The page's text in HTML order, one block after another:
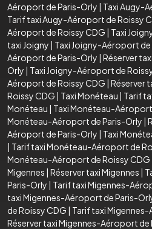
Aéroport de Paris-Orly | Taxi Augy-
Tarif taxi Augy-Aéroport de Roissy
Aéroport de Roissy CDG | Taxi
taxi Joigny | Taxi Joigny-Aéroport
Aéroport de Paris-Orly | Réserver
Orly | Taxi Joigny-Aéroport de
Aéroport de Roissy CDG | Réserver
Roissy CDG | Taxi Monéteau | Tarif
Monéteau | Taxi Monéteau-
Monéteau-Aéroport de Paris-Orly |
Aéroport de Paris-Orly | Taxi
| Tarif taxi Monéteau-Aéroport de
Monéteau-Aéroport de Roissy CDG
Migennes | Réserver taxi Migennes |
Paris-Orly | Tarif taxi Migennes-
taxi Migennes-Aéroport de Paris-
de Roissy CDG | Tarif taxi
Réserver taxi Migennes-Aéroport de